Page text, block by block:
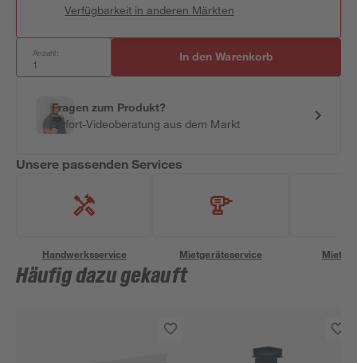
Verfügbarkeit in anderen Märkten
Anzahl: In den Warenkorb
Fragen zum Produkt?
Sofort-Videoberatung aus dem Markt
Unsere passenden Services
Handwerksservice Mietgeräteservice
Häufig dazu gekauft